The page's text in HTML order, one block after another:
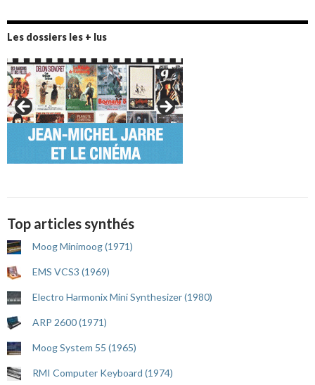
Les dossiers les + lus
Top articles synthés
Moog Minimoog (1971)
EMS VCS3 (1969)
Electro Harmonix Mini Synthesizer (1980)
ARP 2600 (1971)
Moog System 55 (1965)
RMI Computer Keyboard (1974)